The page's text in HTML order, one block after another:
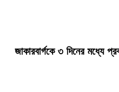
জাকারবার্গকে ৩ দিনের মধ্যে